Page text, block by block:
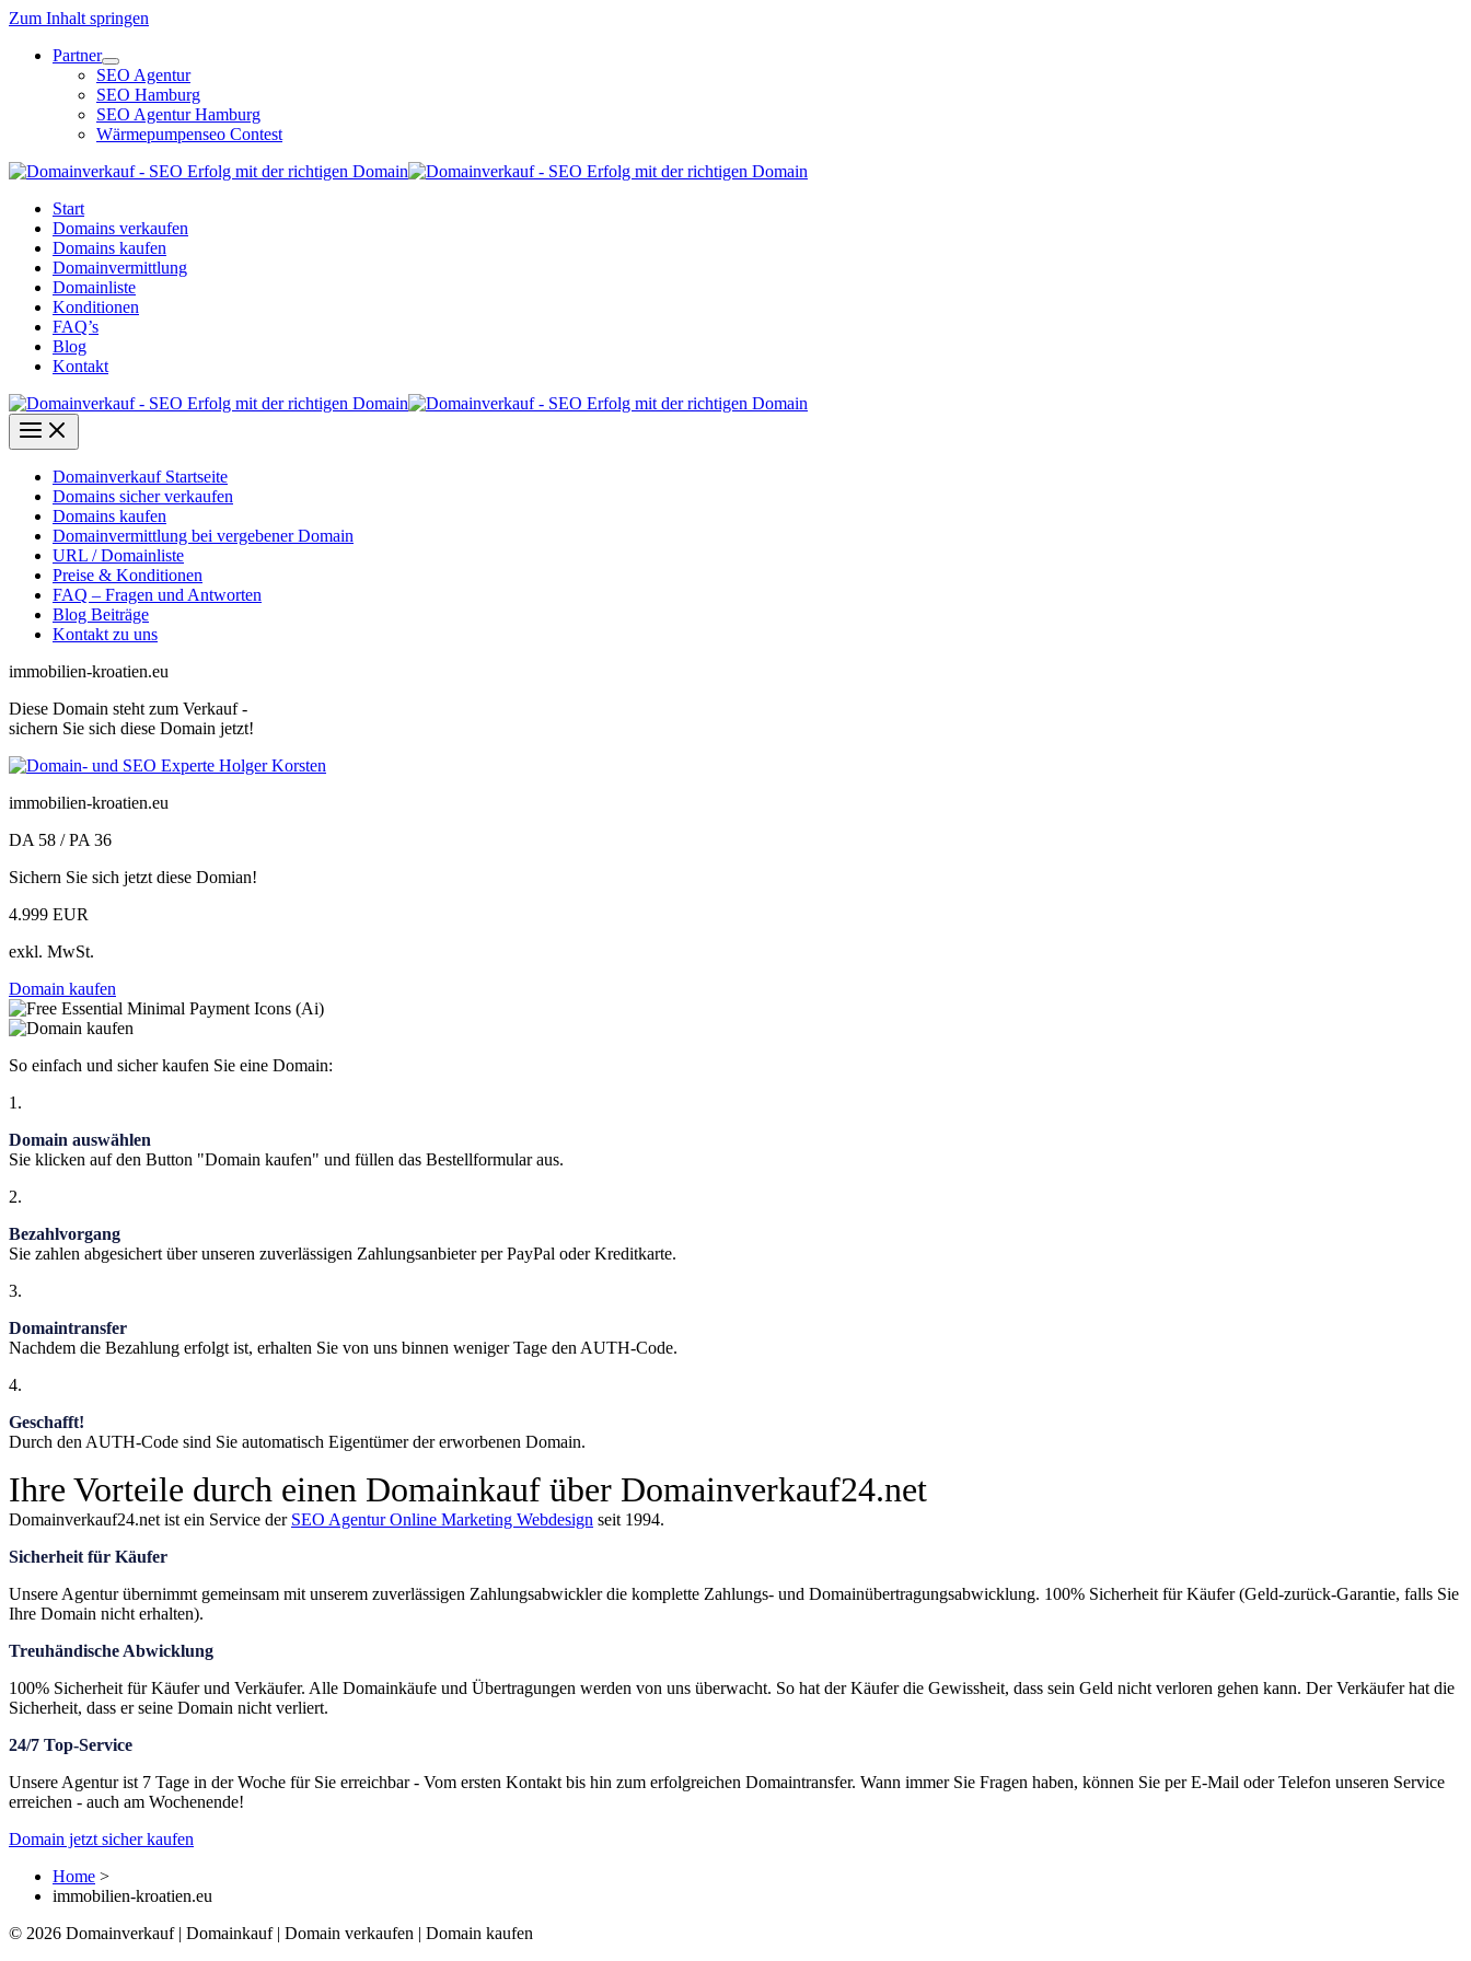
Zum Inhalt springen
Partner
SEO Agentur
SEO Hamburg
SEO Agentur Hamburg
Wärmepumpenseo Contest
Start
Domains verkaufen
Domains kaufen
Domainvermittlung
Domainliste
Konditionen
FAQ’s
Blog
Kontakt
Domainverkauf Startseite
Domains sicher verkaufen
Domains kaufen
Domainvermittlung bei vergebener Domain
URL / Domainliste
Preise & Konditionen
FAQ – Fragen und Antworten
Blog Beiträge
Kontakt zu uns
immobilien-kroatien.eu
Diese Domain steht zum Verkauf -
sichern Sie sich diese Domain jetzt!
immobilien-kroatien.eu
DA 58 / PA 36
Sichern Sie sich jetzt diese Domian!
4.999 EUR
exkl. MwSt.
Domain kaufen
So einfach und sicher kaufen Sie eine Domain:
1.
Domain auswählen
Sie klicken auf den Button "Domain kaufen" und füllen das Bestellformular aus.
2.
Bezahlvorgang
Sie zahlen abgesichert über unseren zuverlässigen Zahlungsanbieter per PayPal oder Kreditkarte.
3.
Domaintransfer
Nachdem die Bezahlung erfolgt ist, erhalten Sie von uns binnen weniger Tage den AUTH-Code.
4.
Geschafft!
Durch den AUTH-Code sind Sie automatisch Eigentümer der erworbenen Domain.
Ihre Vorteile durch einen Domainkauf über Domainverkauf24.net
Domainverkauf24.net ist ein Service der SEO Agentur Online Marketing Webdesign seit 1994.
Sicherheit für Käufer
Unsere Agentur übernimmt gemeinsam mit unserem zuverlässigen Zahlungsabwickler die komplette Zahlungs- und Domainübertragungsabwicklung. 100% Sicherheit für Käufer (Geld-zurück-Garantie, falls Sie
Ihre Domain nicht erhalten).
Treuhändische Abwicklung
100% Sicherheit für Käufer und Verkäufer. Alle Domainkäufe und Übertragungen werden von uns überwacht. So hat der Käufer die Gewissheit, dass sein Geld nicht verloren gehen kann. Der Verkäufer hat die
Sicherheit, dass er seine Domain nicht verliert.
24/7 Top-Service
Unsere Agentur ist 7 Tage in der Woche für Sie erreichbar - Vom ersten Kontakt bis hin zum erfolgreichen Domaintransfer. Wann immer Sie Fragen haben, können Sie per E-Mail oder Telefon unseren Service
erreichen - auch am Wochenende!
Domain jetzt sicher kaufen
Home >
immobilien-kroatien.eu
© 2026 Domainverkauf | Domainkauf | Domain verkaufen | Domain kaufen